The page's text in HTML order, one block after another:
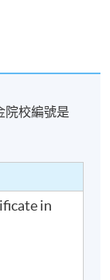
經濟學碩
品及對沖基金
院校編號是
in